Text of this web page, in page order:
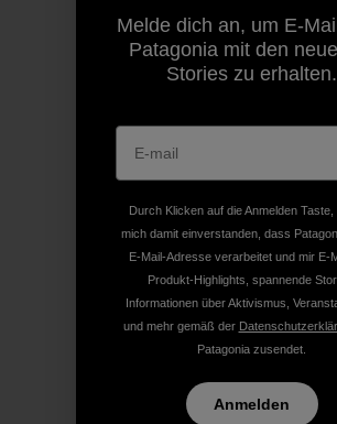
Melde dich an, um E-
Patagonia mit den
Stories zu erhalten.
Durch Klicken auf die Anmelden
mich damit einverstanden, dass
E-Mail-Adresse verarbeitet und mir E-
Produkt-Highlights, spannende
Informationen über Aktivismus,
und mehr gemäß der
Patagonia zusendet.
Anmelden